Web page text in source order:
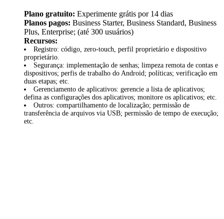
Plano gratuito: Experimente grátis por 14 dias
Planos pagos: Business Starter, Business Standard, Business
Plus, Enterprise; (até 300 usuários)
Recursos:
Registro: código, zero-touch, perfil proprietário e dispositivo
proprietário.
Segurança: implementação de senhas; limpeza remota de contas e
dispositivos; perfis de trabalho do Android; políticas; verificação em
duas etapas; etc.
Gerenciamento de aplicativos: gerencie a lista de aplicativos;
defina as configurações dos aplicativos; monitore os aplicativos; etc.
Outros: compartilhamento de localização; permissão de
transferência de arquivos via USB; permissão de tempo de execução;
etc.